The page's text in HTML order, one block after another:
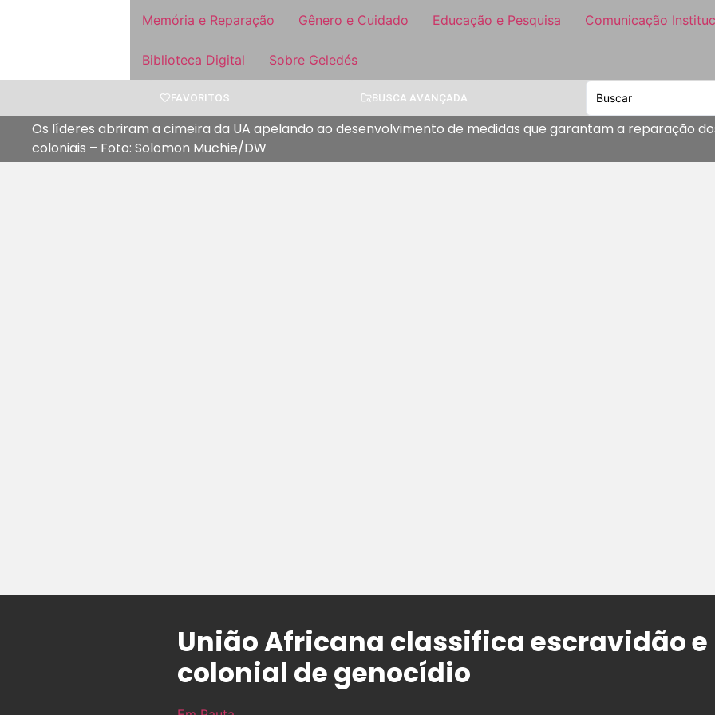
Memória e Reparação Gênero e Cuidado Educação e Pesquisa Comunicação
Biblioteca Digital Sobre Geledés
FAVORITOS BUSCA AVANÇADA
Os líderes abriram a cimeira da UA apelando ao desenvolvimento de medidas que garantam a reparação
coloniais – Foto: Solomon Muchie/DW
União Africana classifica escravidão
colonial de genocídio